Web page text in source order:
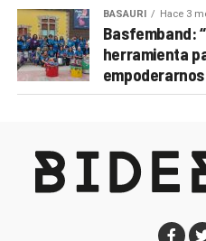
BASAURI Hace 3
Basfemband:
herramienta